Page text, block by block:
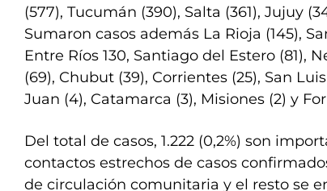
(577), Tucumán (390), Salta (361), Jujuy
Sumaron casos además La Rioja (145),
Entre Ríos 130, Santiago del Estero (81),
(69), Chubut (39), Corrientes (25), San
Juan (4), Catamarca (3), Misiones (2) y
Del total de casos, 1.222 (0,2%) son
contactos estrechos de casos
de circulación comunitaria y el resto se